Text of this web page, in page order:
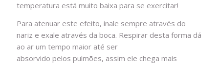
temperatura está muito baixa para se exercitar!
Para atenuar este efeito, inale sempre através do
nariz e exale através da boca. Respirar desta forma dá
ao ar um tempo maior até ser
absorvido pelos pulmões, assim ele chega mais